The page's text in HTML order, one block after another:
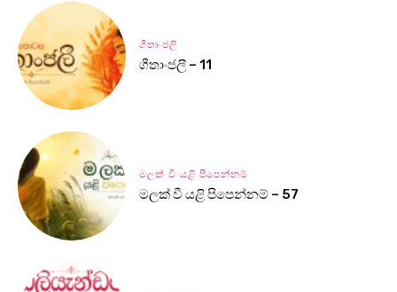
ගීතාංජලී
ගීතාංජලී – 11
මලක් වී යළි පිපෙන්නම්
මලක් වී යළි පිපෙන්නම් – 57